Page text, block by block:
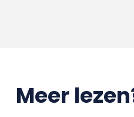
Meer